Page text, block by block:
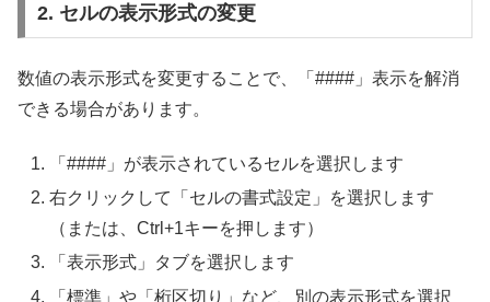
2. セルの表示形式の変更
数値の表示形式を変更することで、「####」表示を解消
できる場合があります。
「####」が表示されているセルを選択します
右クリックして「セルの書式設定」を選択します
（または、Ctrl+1キーを押します）
「表示形式」タブを選択します
「標準」や「桁区切り」など、別の表示形式を選択